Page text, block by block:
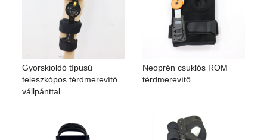
Gyorskioldó típusú
teleszkópos térdmerevítő
vállpánttal
Neoprén csuklós ROM
térdmerevítő